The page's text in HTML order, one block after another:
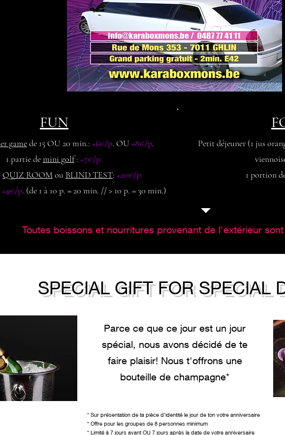
FUN
gamede 15 OU 20 min.: +6€/p. OU +8€/p.
1 partie demini golf: +7€/p.
QUIZ ROOMou BLIND TEST: +20€/p.
+4€/p. (de 1 à 10 p. = 20 min. // > 10 p. = 30 min.)​
Petit déjeuner (1 jus
1 portion
Toutes boissons et nourritures provenant de l'extérieur
SPECIAL GIFT FOR SPECIAL
Parce ce que ce jour est un jour
spécial, nous avons décidé de te
faire plaisir! Nous t'offrons une
bouteille de champagne*
* Sur présentation de ta pièce d'identité le jour de ton votre anniversaire
* Offre pour les groupes de 8 personnes minimum
* Limité à 7 jours avant OU 7 jours après la date de votre anniversaire